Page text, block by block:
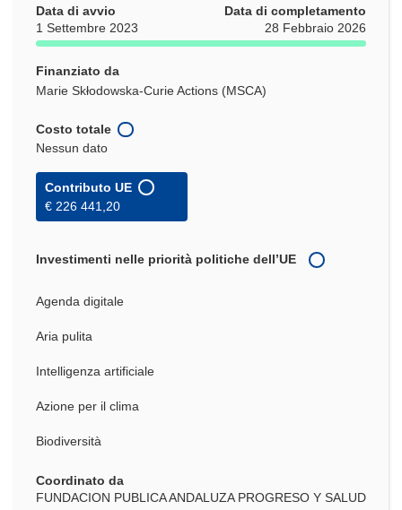
Data di avvio
1 Settembre 2023
Data di completamento
28 Febbraio 2026
Finanziato da
Marie Skłodowska-Curie Actions (MSCA)
Costo totale
Nessun dato
Contributo UE
€ 226 441,20
Investimenti nelle priorità politiche dell’UE
Agenda digitale
Aria pulita
Intelligenza artificiale
Azione per il clima
Biodiversità
Coordinato da
FUNDACION PUBLICA ANDALUZA PROGRESO Y SALUD